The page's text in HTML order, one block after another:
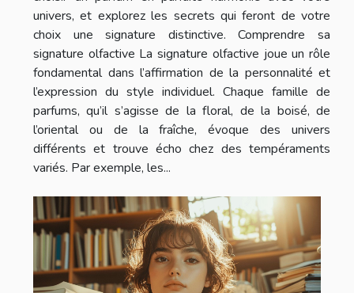
univers, et explorez les secrets qui feront de votre
choix une signature distinctive. Comprendre sa
signature olfactive La signature olfactive joue un rôle
fondamental dans l’affirmation de la personnalité et
l’expression du style individuel. Chaque famille de
parfums, qu’il s’agisse de la floral, de la boisé, de
l’oriental ou de la fraîche, évoque des univers
différents et trouve écho chez des tempéraments
variés. Par exemple, les...